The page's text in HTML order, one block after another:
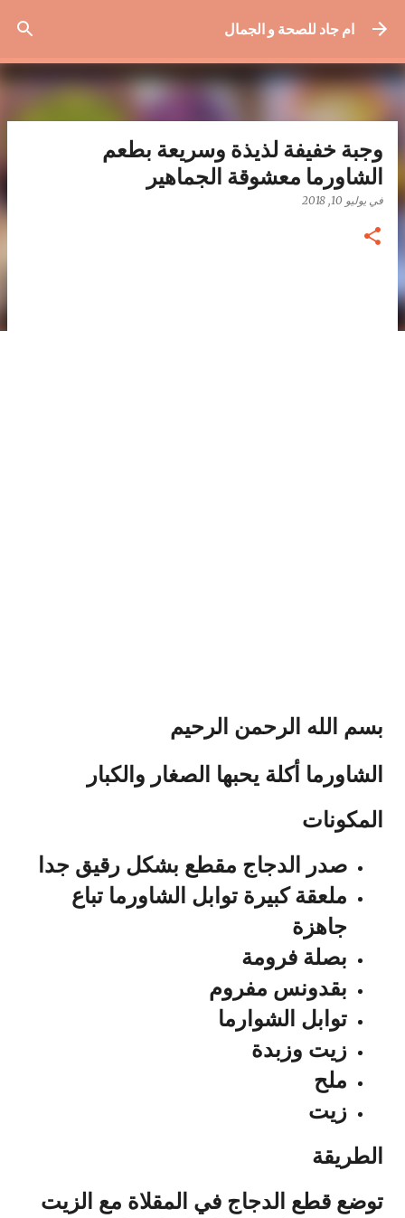
التخطي إلى المحتوى الرئيسيام جاد للصحة و الجمال
وجبة خفيفة لذيذة وسريعة بطعم
الشاورما معشوقة الجماهير
في يوليو 10, 2018
بسم الله الرحمن الرحيم
الشاورما أكلة يحبها الصغار والكبار
المكونات
صدر الدجاج مقطع بشكل رقيق جدا
ملعقة كبيرة توابل الشاورما تباع
جاهزة
بصلة فرومة
بقدونس مفروم
توابل الشوارما
زيت وزبدة
ملح
زيت
الطريقة
توضع قطع الدجاج في المقلاة مع الزيت